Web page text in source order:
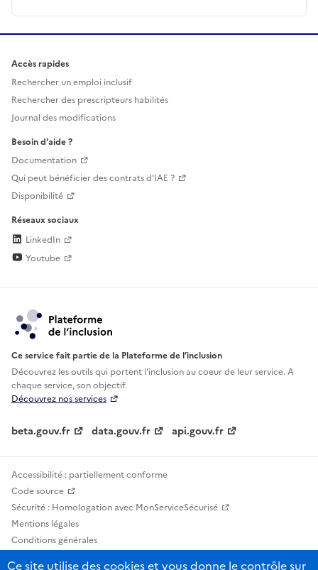
Accès rapides
Rechercher un emploi inclusif
Rechercher des prescripteurs habilités
Journal des modifications
Besoin d'aide ?
Documentation
Qui peut bénéficier des contrats d'IAE ?
Disponibilité
Réseaux sociaux
LinkedIn
Youtube
Ce service fait partie de la Plateforme de l’inclusion
Découvrez les outils qui portent l'inclusion aucoeur de leur service. A
chaque service, son objectif.
Découvrez nos services
beta.gouv.fr data.gouv.fr api.gouv.fr
Accessibilité : partiellement conforme
Code source
Sécurité : Homologation avec MonServiceSécurisé
Mentions légales
Conditions générales
Ce site utilise des cookies et vous donne le contrôle sur